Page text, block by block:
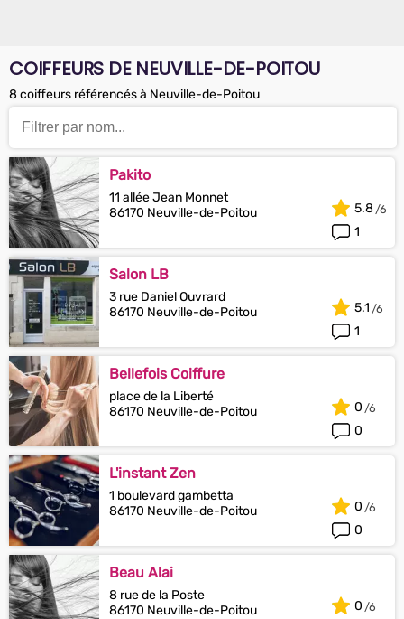
COIFFEURS DE NEUVILLE-DE-POITOU
8 coiffeurs référencés à Neuville-de-Poitou
Pakito
11 allée Jean Monnet
86170 Neuville-de-Poitou
1
5.8
Salon LB
3 rue Daniel Ouvrard
86170 Neuville-de-Poitou
1
5.1
Bellefois Coiffure
place de la Liberté
86170 Neuville-de-Poitou
0
0
L'instant Zen
1 boulevard gambetta
86170 Neuville-de-Poitou
0
0
Beau Alai
8 rue de la Poste
86170 Neuville-de-Poitou
0